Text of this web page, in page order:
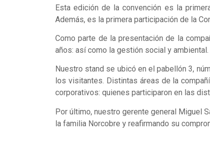
Esta edición de la convención es la
Además, es la primera participación de la
Como parte de la presentación de la
años: así como la gestión social y ambiental.
Nuestro stand se ubicó en el pabellón 3,
los visitantes. Distintas áreas de la
corporativos: quienes participaron en las
Por último, nuestro gerente general Miguel
la familia Norcobre y reafirmando su